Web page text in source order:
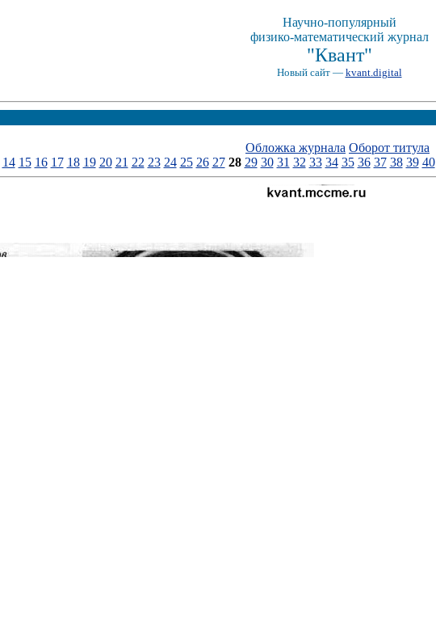
Научно-популярный
физико-математический журнал
"Квант"
Новый сайт — kvant.digital
Обложка журнала Оборот титула
14 15 16 17 18 19 20 21 22 23 24 25 26 27 28 29 30 31 32 33 34 35 36 37 38 39 40